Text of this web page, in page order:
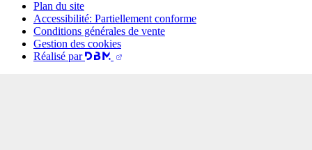
Plan du site
Accessibilité: Partiellement conforme
Conditions générales de vente
Gestion des cookies
Réalisé par